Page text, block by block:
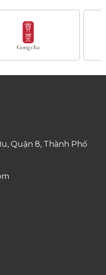
Quận 8, Thành Phố